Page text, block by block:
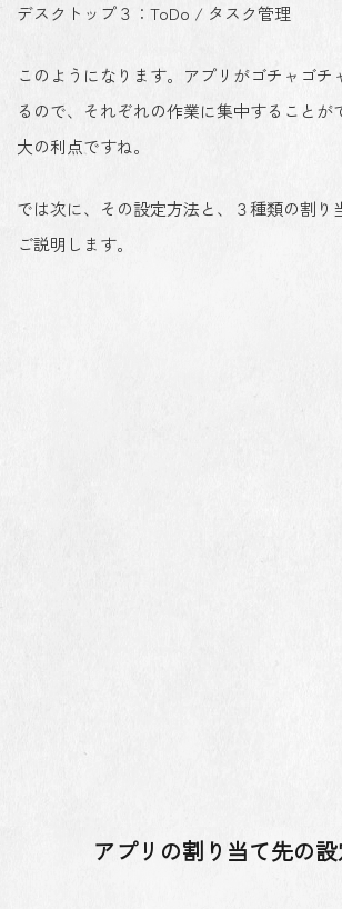
デスクトップ３：ToDo / タスク管理
このようになります。アプリがゴチャゴチ
るので、それぞれの作業に集中することが
大の利点ですね。
では次に、その設定方法と、３種類の割り
ご説明します。
アプリの割り当て先の